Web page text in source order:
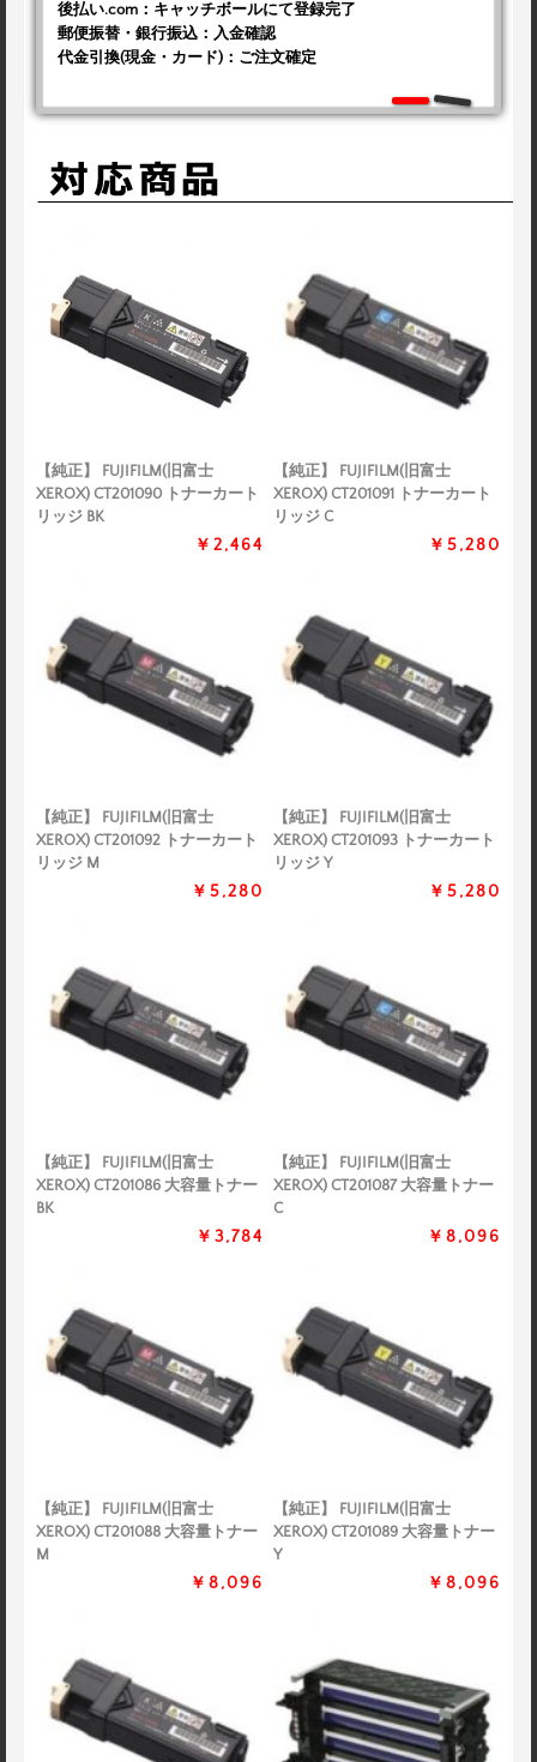
後払い.com：キャッチボールにて登録完了
郵便振替・銀行振込：入金確認
代金引換(現金・カード)：ご注文確定
【純正】 FUJIFILM(旧富士
XEROX) CT201090 トナーカート
リッジ BK
￥2,464
【純正】 FUJIFILM(旧富士
XEROX) CT201091 トナーカート
リッジ C
￥5,280
【純正】 FUJIFILM(旧富士
XEROX) CT201092 トナーカート
リッジ M
￥5,280
【純正】 FUJIFILM(旧富士
XEROX) CT201093 トナーカート
リッジ Y
￥5,280
【純正】 FUJIFILM(旧富士
XEROX) CT201086 大容量トナー
BK
￥3,784
【純正】 FUJIFILM(旧富士
XEROX) CT201087 大容量トナー
C
￥8,096
【純正】 FUJIFILM(旧富士
XEROX) CT201088 大容量トナー
M
￥8,096
【純正】 FUJIFILM(旧富士
XEROX) CT201089 大容量トナー
Y
￥8,096